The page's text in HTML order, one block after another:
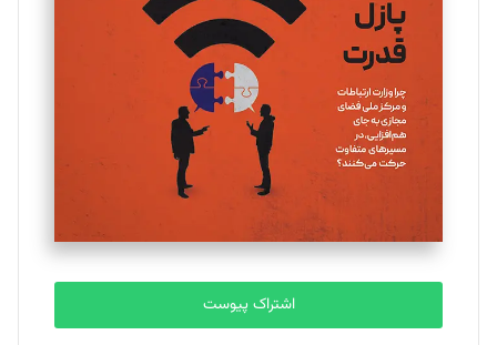
یسنا امان‌پور
تحریریه
ملینا جعفری
تحریریه
مصطفی مسجدی آرانی
تحریریه
بابک نقاش
اشتراک پیوست